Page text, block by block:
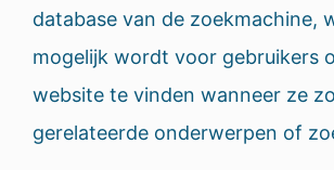
database van de zoekmachine,
mogelijk wordt voor gebruikers
website te vinden wanneer ze
gerelateerde onderwerpen of